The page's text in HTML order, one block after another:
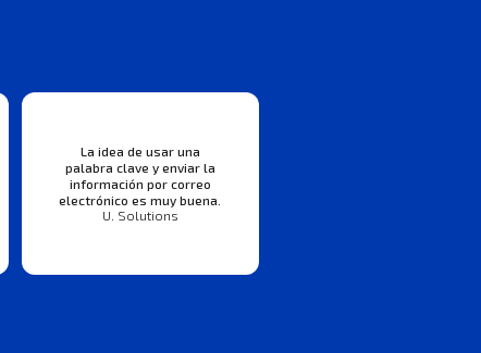
La idea de usar una
palabra clave y enviar la
información por correo
electrónico es muy buena.
U. Solutions